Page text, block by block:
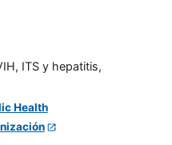
ITS y hepatitis,